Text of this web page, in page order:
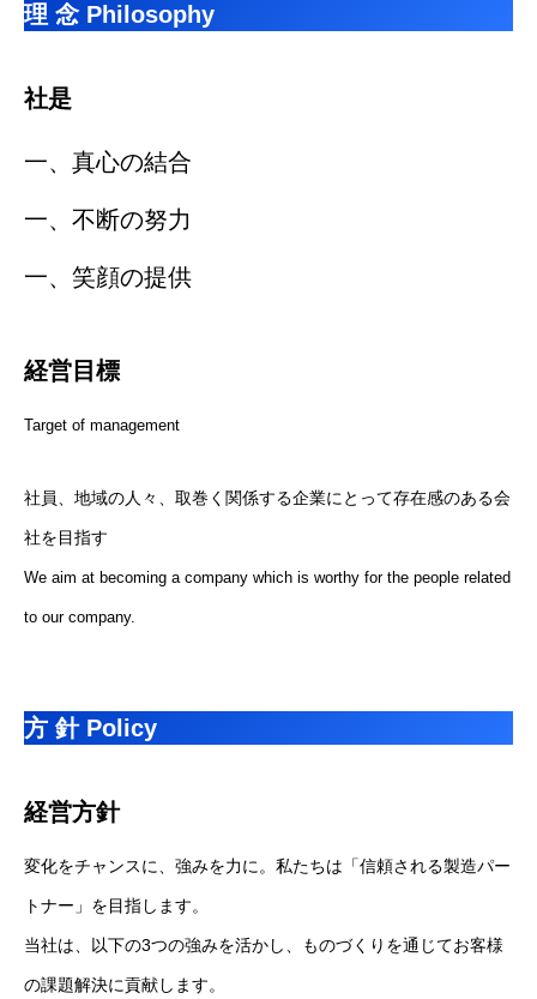
理 念 Philosophy
社是
一、真心の結合
一、不断の努力
一、笑顔の提供
経営目標
Target of management
社員、地域の人々、取巻く関係する企業にとって存在感のある会
社を目指す
We aim at becoming a company which is worthy for the people related
to our company.
方 針 Policy
経営方針
変化をチャンスに、強みを力に。私たちは「信頼される製造パー
トナー」を目指します。
当社は、以下の3つの強みを活かし、ものづくりを通じてお客様
の課題解決に貢献します。